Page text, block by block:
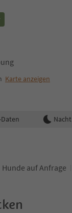
Karte anzeigen
Nacht
Hunde auf Anfrage